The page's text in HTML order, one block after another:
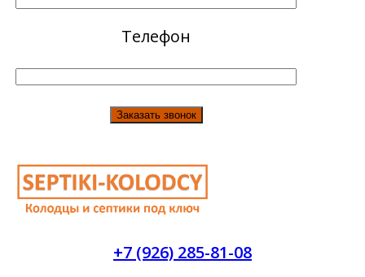
Телефон
+7 (926) 285-81-08